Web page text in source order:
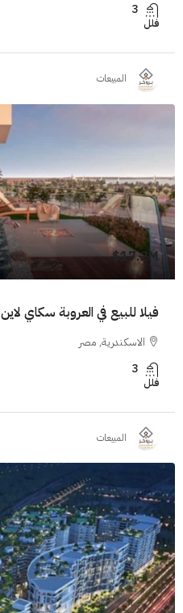
3
فلل
المبيعات
17.2M$
فيلا للبيع في العروبة سكاي لاين 278 م
الاسكندرية, مصر
3
فلل
المبيعات